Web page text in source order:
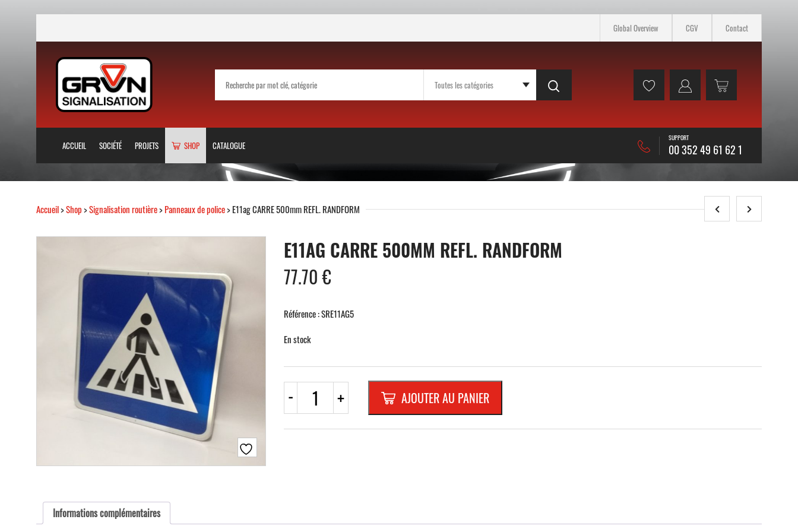
Global Overview CGV Contact
ACCUEIL SOCIÉTÉ PROJETS SHOP CATALOGUE
SUPPORT
00 352 49 61 62 1
Accueil>Shop>Signalisation routière>Panneaux de police> E11ag CARRE 500mm REFL. RANDFORM
E11AG CARRE 500MM REFL. RANDFORM
77.70€
Référence : SRE11AG5
En stock
- quantité
E11ag
+ AJOUTER AU PANIER
Informations complémentaires